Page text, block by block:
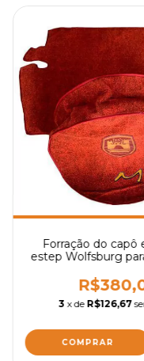
Forração do capô
estep Wolfsburg
3 x de R$126,67
COMPRAR